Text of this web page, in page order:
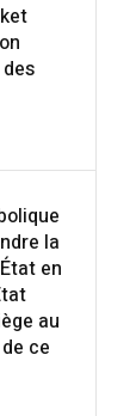
la
en
au
ce